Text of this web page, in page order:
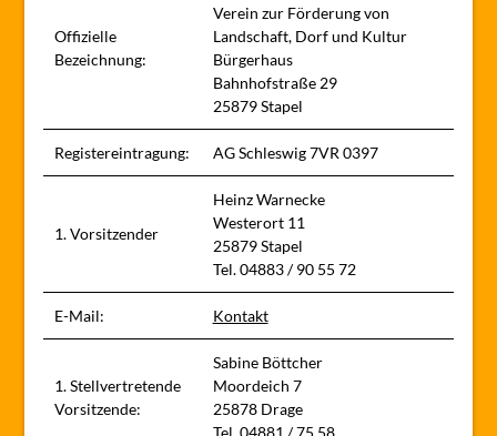
Offizielle
Bezeichnung:
Verein zur Förderung von
Landschaft, Dorf und Kultur
Bürgerhaus
Bahnhofstraße 29
25879 Stapel
Registereintragung: AG Schleswig 7VR 0397
1. Vorsitzender
Heinz Warnecke
Westerort 11
25879 Stapel
Tel. 04883 / 90 55 72
E-Mail: Kontakt
1. Stellvertretende
Vorsitzende:
Sabine Böttcher
Moordeich 7
25878 Drage